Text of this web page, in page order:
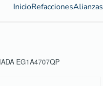
InicioRefaccionesAlianzas
EG1A4707QP